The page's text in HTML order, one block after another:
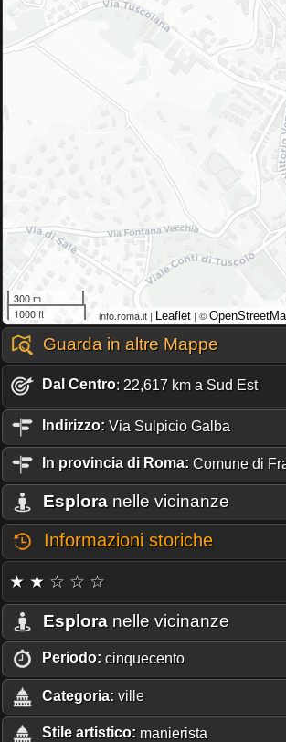
300 m
1000 ft
info.roma.it | Leaflet | ©
Guarda in altre Mappe
Dal Centro: 22,617 km a Sud Est
Indirizzo: Via Sulpicio Galba
In provincia di Roma: Comune di
Esplora nelle vicinanze
Informazioni storiche
★ ★ ☆ ☆ ☆
Esplora nelle vicinanze
Periodo: cinquecento
Categoria: ville
Stile artistico: manierista